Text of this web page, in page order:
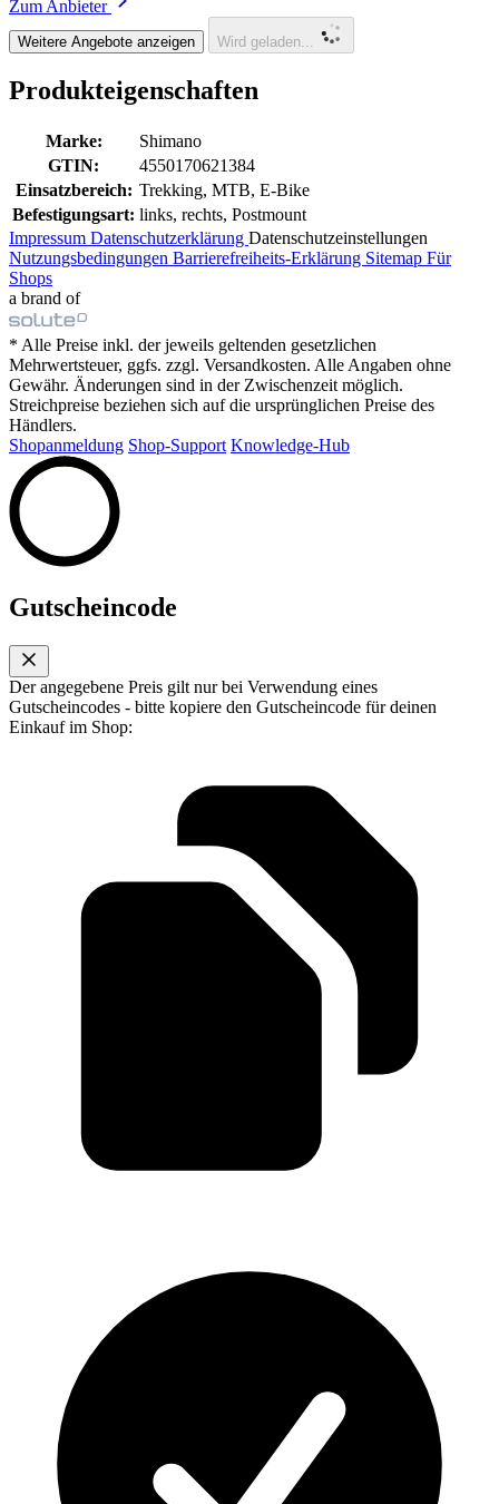
Zum Anbieter
Weitere Angebote anzeigen Wird geladen...
Produkteigenschaften
Marke:
Shimano
GTIN:
4550170621384
Einsatzbereich: Trekking, MTB, E-Bike
Befestigungsart: links, rechts, Postmount
Impressum Datenschutzerklärung Datenschutzeinstellungen
Nutzungsbedingungen Barrierefreiheits-Erklärung Sitemap Für
Shops
a brand of
* Alle Preise inkl. der jeweils geltenden gesetzlichen
Mehrwertsteuer, ggfs. zzgl. Versandkosten. Alle Angaben ohne
Gewähr. Änderungen sind in der Zwischenzeit möglich.
Streichpreise beziehen sich auf die ursprünglichen Preise des
Händlers.
Shopanmeldung Shop-Support Knowledge-Hub
Gutscheincode
Der angegebene Preis gilt nur bei Verwendung eines
Gutscheincodes - bitte kopiere den Gutscheincode für deinen
Einkauf im Shop: